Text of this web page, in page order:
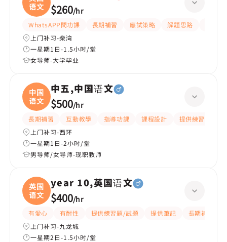
语文
$260/hr
WhatsAPP問功課 長期補習 應試策略 解題思路
上门补习-柴湾
一星期1日-1.5小时/堂
女导师-大学毕业
中国
语文
中五,中国语文
$500/hr
長期補習 互動教學 指導功課 課程設計
提供練習題/試題
上门补习-西环
一星期1日-2小时/堂
男导师/女导师-现职教师
英国
语文
year 10,英国语文
$400/hr
有愛心 有耐性 提供練習題/試題 提供筆記
長期補習
上门补习-九龙城
一星期2日-1.5小时/堂